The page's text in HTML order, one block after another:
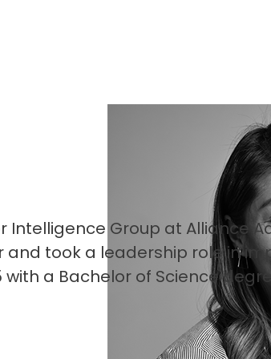
Group at Alliance
and took a leadership role in
a Bachelor of Science